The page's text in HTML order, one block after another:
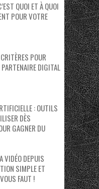
QUOI ET À QUOI
POUR VOTRE
POUR
DIGITAL
: OUTILS
DÈS
GAGNER DU
VIDÉO DEPUIS
SIMPLE ET
FAUT !